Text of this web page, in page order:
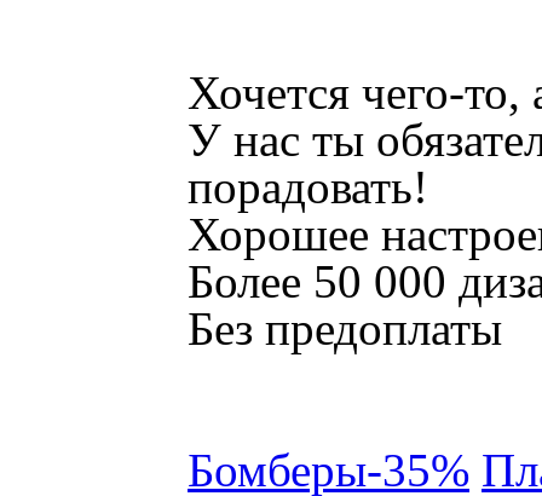
Хочется чего-то,
У нас ты
порадовать!
Хорошее
Более 50 000
Без предоплаты
Бомберы-35%